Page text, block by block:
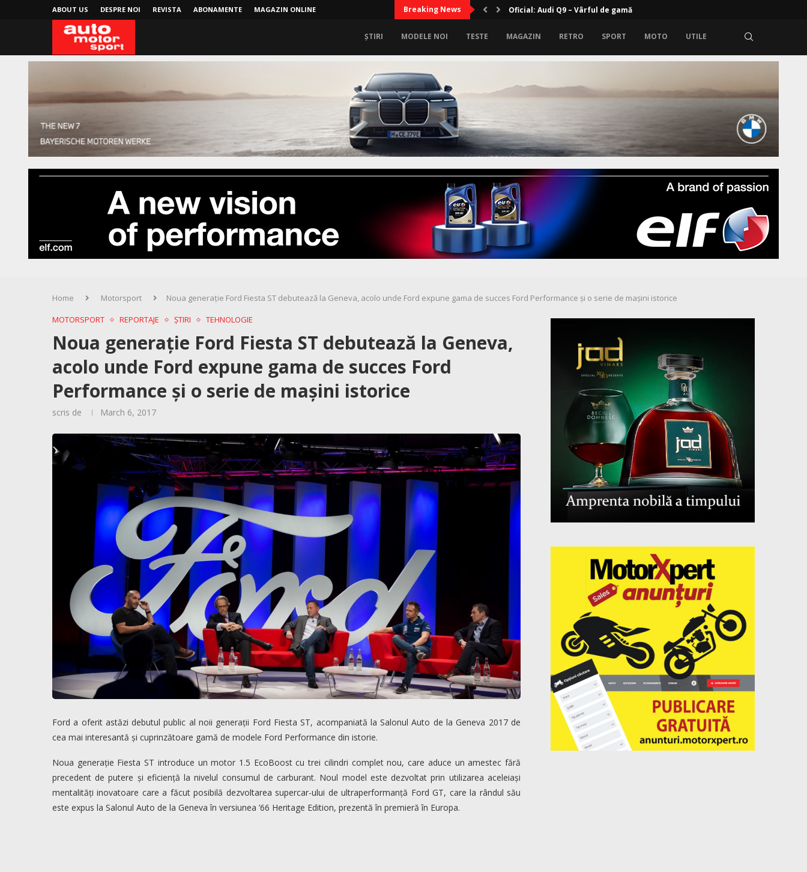
ABOUT US DESPRE NOI REVISTA ABONAMENTE MAGAZIN ONLINE Breaking News Lux suprem: Zeekr 9X cu propulsie electrică și range extender
ȘTIRI MODELE NOI TESTE MAGAZIN RETRO SPORT MOTO UTILE
Home Motorsport
Noua generație Ford Fiesta ST debutează la Geneva, acolo unde Ford expune gama de succes Ford Performance și o serie de mașini istorice
MOTORSPORT
REPORTAJE ȘTIRI TEHNOLOGIE
Noua generație Ford Fiesta ST debutează la Geneva,
acolo unde Ford expune gama de succes Ford
Performance și o serie de mașini istorice
scris de March 6, 2017
Ford a oferit astăzi debutul public al noii generații Ford Fiesta ST, acompaniată la Salonul Auto de la Geneva 2017 de
cea mai interesantă și cuprinzătoare gamă de modele Ford Performance din istorie.
Noua generație Fiesta ST introduce un motor 1.5 EcoBoost cu trei cilindri complet nou, care aduce un amestec fără
precedent de putere și eficiență la nivelul consumul de carburant. Noul model este dezvoltat prin utilizarea aceleiași
mentalități inovatoare care a făcut posibilă dezvoltarea supercar-ului de ultraperformanță Ford GT, care la rândul său
este expus la Salonul Auto de la Geneva în versiunea ’66 Heritage Edition, prezentă în premieră în Europa.